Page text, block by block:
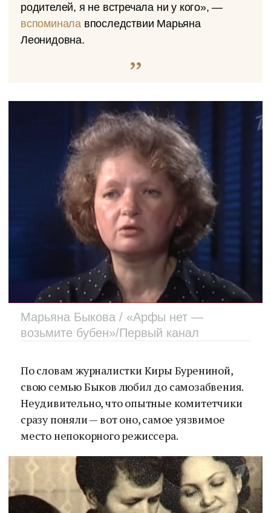
родителей, я не встречала ни у кого», —
вспоминала впоследствии Марьяна
Леонидовна.
Марьяна Быкова / «Арфы нет —
возьмите бубен»/Первый канал
По словам журналистки Киры Бурениной,
свою семью Быков любил до самозабвения.
Неудивительно, что опытные комитетчики
сразу поняли — вот оно, самое уязвимое
место непокорного режиссера.